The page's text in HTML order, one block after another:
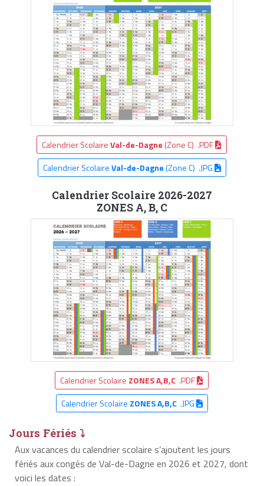
Calendrier ScolaireVal-de-Dagne (Zone C) .PDF
Calendrier ScolaireVal-de-Dagne(Zone C) .JPG
Calendrier Scolaire 2026-2027
ZONES A, B, C
Calendrier Scolaire ZONES A,B,C .PDF
Calendrier Scolaire ZONES A,B,C.JPG
Jours Fériés ⤵
Aux vacances du calendrier scolaire s’ajoutent les jours
fériés aux congés de Val-de-Dagne en 2026 et 2027, dont
voici les dates :